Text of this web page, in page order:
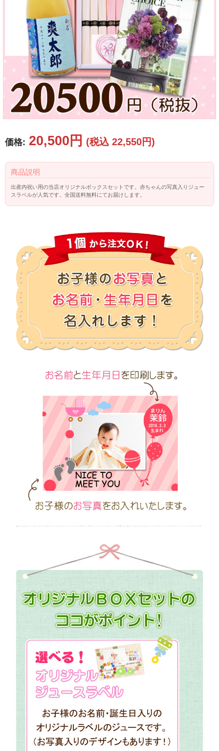
価格: 20,500円 (税込 22,550円)
商品説明
出産内祝い用の当店オリジナルボックスセットです。赤ちゃんの写真入りジュー
スラベルが人気です。全国送料無料にてお届けします。